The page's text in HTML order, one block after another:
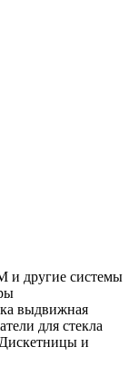
и другие системы
выдвижная
для стекла
Дискетницы и